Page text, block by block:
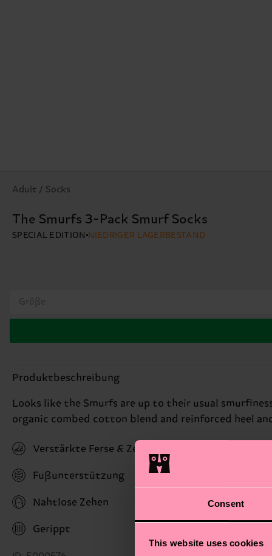
Consent
This website uses cookies
Adult / Socks
The Smurfs 3-Pack Smurf Socks
SPECIAL EDITION NIEDRIGER LAGERBESTAND
Größe
Produktbeschreibung
Looks like the Smurfs are up to their usual
organic combed cotton blend and reinforced heel
Verstärkte Ferse & Zehen
Fußunterstützung
Nahtlose Zehen
Gerippt